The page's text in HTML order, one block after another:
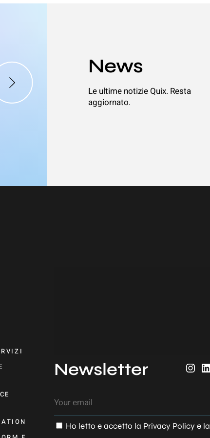
News
Le ultime notizie Quix. Resta
aggiornato.
Newsletter
Ho letto e accetto la Privacy Policy e la